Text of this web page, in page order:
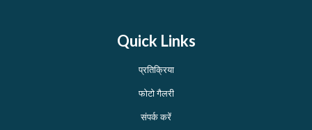
Quick Links
प्रतिक्रिया
फोटो गैलरी
संपर्क करें